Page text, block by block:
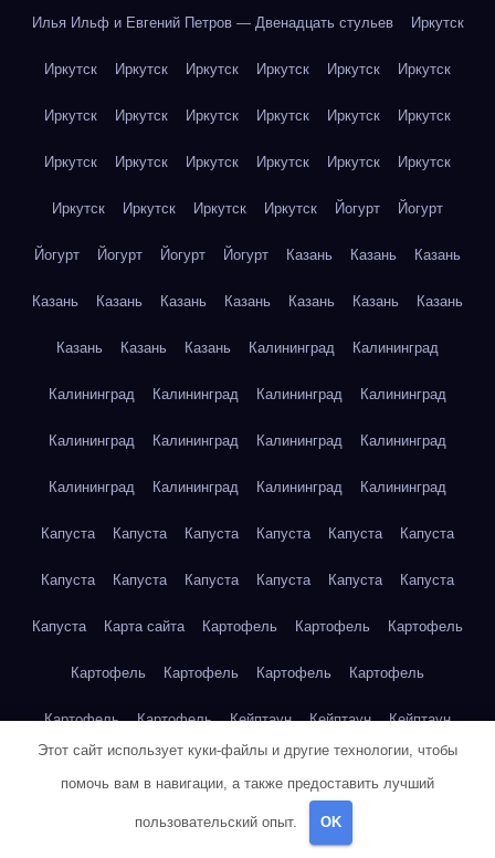
Илья Ильф и Евгений Петров — Двенадцать стульев Иркутск
Иркутск Иркутск Иркутск Иркутск Иркутск Иркутск
Иркутск Иркутск Иркутск Иркутск Иркутск Иркутск
Иркутск Иркутск Иркутск Иркутск Иркутск Иркутск
Иркутск Иркутск Иркутск Иркутск Йогурт Йогурт
Йогурт Йогурт Йогурт Йогурт Казань Казань Казань
Казань Казань Казань Казань Казань Казань Казань
Казань Казань Казань Калининград Калининград
Калининград Калининград Калининград Калининград
Калининград Калининград Калининград Калининград
Калининград Калининград Калининград Калининград
Капуста Капуста Капуста Капуста Капуста Капуста
Капуста Капуста Капуста Капуста Капуста Капуста
Капуста Карта сайта Картофель Картофель Картофель
Картофель Картофель Картофель Картофель
Картофель Картофель Кейптаун Кейптаун Кейптаун
Кейптаун Кейптаун
Этот сайт использует куки-файлы и другие технологии, чтобы
помочь вам в навигации, а также предоставить лучший
пользовательский опыт. OK